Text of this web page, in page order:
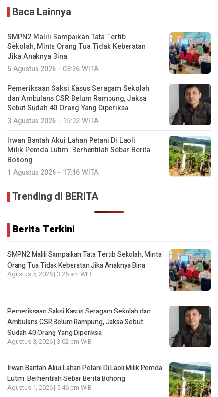
Baca Lainnya
SMPN2 Malili Sampaikan Tata Tertib
Sekolah, Minta Orang Tua Tidak Keberatan
Jika Anaknya Bina
5 Agustus 2026 - 03:26 WITA
Pemeriksaan Saksi Kasus Seragam Sekolah
dan Ambulans CSR Belum Rampung, Jaksa
Sebut Sudah 40 Orang Yang Diperiksa
3 Agustus 2026 - 15:02 WITA
Irwan Bantah Akui Lahan Petani Di Laoli
Milik Pemda Lutim. Berhentilah Sebar Berita
Bohong
1 Agustus 2026 - 17:46 WITA
Trending di BERITA
Berita Terkini
SMPN2 Malili Sampaikan Tata Tertib Sekolah, Minta
Orang Tua Tidak Keberatan Jika Anaknya Bina
Agustus 5, 2026 | 3:26 am WIB
Pemeriksaan Saksi Kasus Seragam Sekolah dan
Ambulans CSR Belum Rampung, Jaksa Sebut
Sudah 40 Orang Yang Diperiksa
Agustus 3, 2026 | 3:02 pm WIB
Irwan Bantah Akui Lahan Petani Di Laoli Milik Pemda
Lutim. Berhentilah Sebar Berita Bohong
Agustus 1, 2026 | 5:46 pm WIB